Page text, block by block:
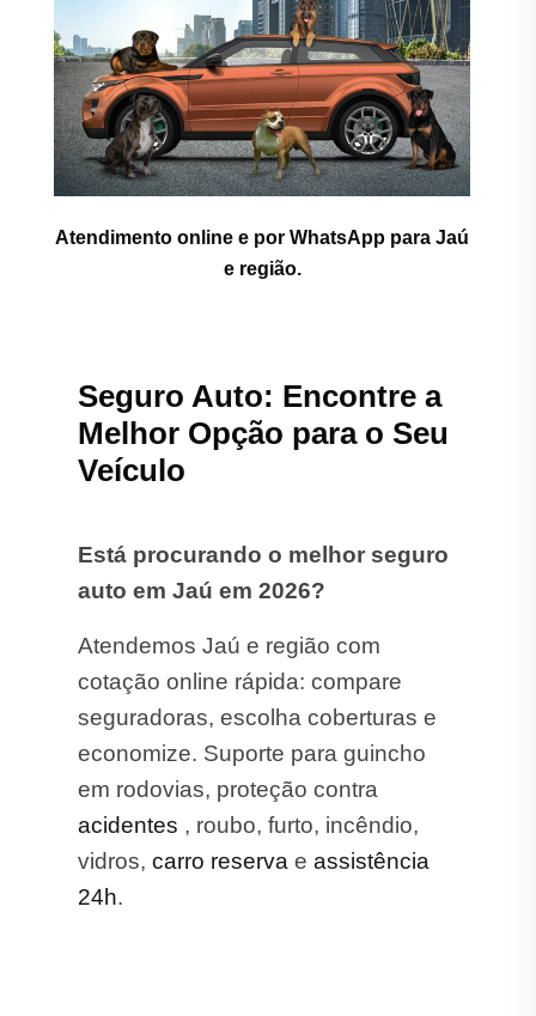
Atendimento online e por WhatsApp para Jaú
e região.
Seguro Auto: Encontre a
Melhor Opção para o Seu
Veículo
Está procurando o melhor seguro
auto em Jaú em 2026?
Atendemos Jaú e região com
cotação online rápida: compare
seguradoras, escolha coberturas e
economize. Suporte para guincho
em rodovias, proteção contra
acidentes , roubo, furto, incêndio,
vidros, carro reserva e assistência
24h.